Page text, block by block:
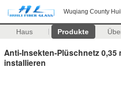
Wuqiang County
Haus Produkte
Anti-Insekten-Plüschnetz
installieren